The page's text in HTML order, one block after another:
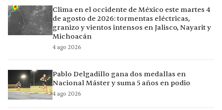
Clima en el occidente de México este martes 4
de agosto de 2026: tormentas eléctricas,
granizo y vientos intensos en Jalisco, Nayarit y
Michoacán
4 ago 2026
Pablo Delgadillo gana dos medallas en
Nacional Máster y suma 5 años en podio
4 ago 2026